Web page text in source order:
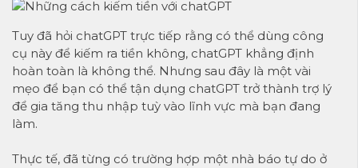
Tuy đã hỏi chatGPT trực tiếp rằng có thể dùng công
cụ này để kiếm ra tiền không, chatGPT khẳng định
hoàn toàn là không thể. Nhưng sau đây là một vài
mẹo để bạn có thể tận dụng chatGPT trở thành trợ lý
để gia tăng thu nhập tuỳ vào lĩnh vực mà bạn đang
làm.
Thực tế, đã từng có trường hợp một nhà báo tự do ở